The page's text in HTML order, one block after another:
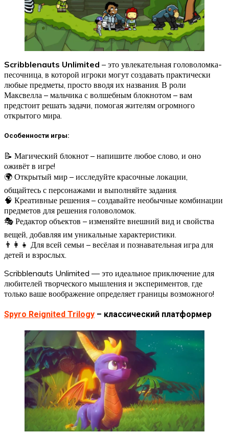
Scribblenauts Unlimited – это увлекательная головоломка-
песочница, в которой игроки могут создавать практически
любые предметы, просто вводя их названия. В роли
Максвелла – мальчика с волшебным блокнотом – вам
предстоит решать задачи, помогая жителям огромного
открытого мира.
Особенности игры:
📝 Магический блокнот – напишите любое слово, и оно
оживёт в игре!
🌍 Открытый мир – исследуйте красочные локации,
общайтесь с персонажами и выполняйте задания.
🧠 Креативные решения – создавайте необычные комбинации
предметов для решения головоломок.
🎭 Редактор объектов – изменяйте внешний вид и свойства
вещей, добавляя им уникальные характеристики.
👨‍👩‍👧 Для всей семьи – весёлая и познавательная игра для
детей и взрослых.
Scribblenauts Unlimited — это идеальное приключение для
любителей творческого мышления и экспериментов, где
только ваше воображение определяет границы возможного!
Spyro Reignited Trilogy – классический платформер